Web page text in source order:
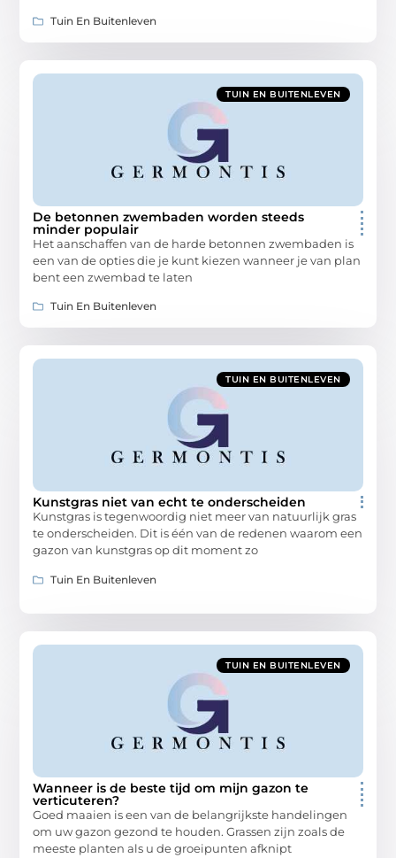
Tuin En Buitenleven
TUIN EN BUITENLEVEN
De betonnen zwembaden worden steeds
minder populair
Het aanschaffen van de harde betonnen zwembaden is
een van de opties die je kunt kiezen wanneer je van plan
bent een zwembad te laten
Tuin En Buitenleven
TUIN EN BUITENLEVEN
Kunstgras niet van echt te onderscheiden
Kunstgras is tegenwoordig niet meer van natuurlijk gras
te onderscheiden. Dit is één van de redenen waarom een
gazon van kunstgras op dit moment zo
Tuin En Buitenleven
TUIN EN BUITENLEVEN
Wanneer is de beste tijd om mijn gazon te
verticuteren?
Goed maaien is een van de belangrijkste handelingen
om uw gazon gezond te houden. Grassen zijn zoals de
meeste planten als u de groeipunten afknipt